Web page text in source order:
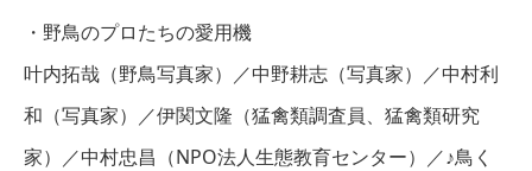
・野鳥のプロたちの愛用機
叶内拓哉（野鳥写真家）／中野耕志（写真家）／中村利
和（写真家）／伊関文隆（猛禽類調査員、猛禽類研究
家）／中村忠昌（NPO法人生態教育センター）／♪鳥く